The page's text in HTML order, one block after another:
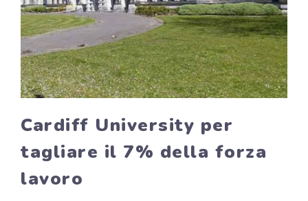
Cardiff University per
tagliare il 7% della forza
lavoro